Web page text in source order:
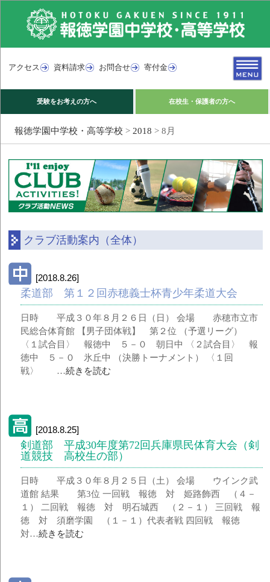
アクセス 資料請求 お問合せ 寄付金
受験をお考えの方へ 在校生・保護者の方へ
報徳学園中学校・高等学校 > 2018 > 8月
クラブ活動案内（全体）
[2018.8.26]
柔道部 第１２回赤穂義士杯青少年柔道大会
日時 平成３０年８月２６日（日） 会場 赤穂市立市
民総合体育館 【男子団体戦】 第２位 （予選リーグ）
〈１試合目〉 報徳中 ５－０ 朝日中 〈２試合目〉 報
徳中 ５－０ 氷丘中 （決勝トーナメント） 〈１回
戦〉 …続きを読む
[2018.8.25]
剣道部 平成30年度第72回兵庫県民体育大会（剣
道競技 高校生の部）
日時 平成３０年８月２５日（土） 会場 ウインク武
道館 結果 第3位 一回戦 報徳 対 姫路飾西 （４－
１） 二回戦 報徳 対 明石城西 （２－１） 三回戦 報
徳 対 須磨学園 （１－１）代表者戦 四回戦 報徳
対…続きを読む